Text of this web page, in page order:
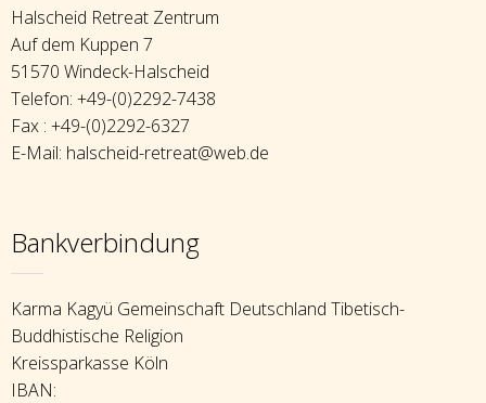
Halscheid Retreat Zentrum
Auf dem Kuppen 7
51570 Windeck-Halscheid
Telefon: +49-(0)2292-7438
Fax : +49-(0)2292-6327
E-Mail: halscheid-retreat@web.de
Bankverbindung
Karma Kagyü Gemeinschaft Deutschland Tibetisch-
Buddhistische Religion
Kreissparkasse Köln
IBAN: